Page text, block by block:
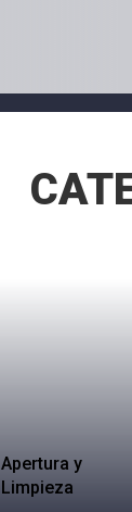
Apertura y
Limpieza